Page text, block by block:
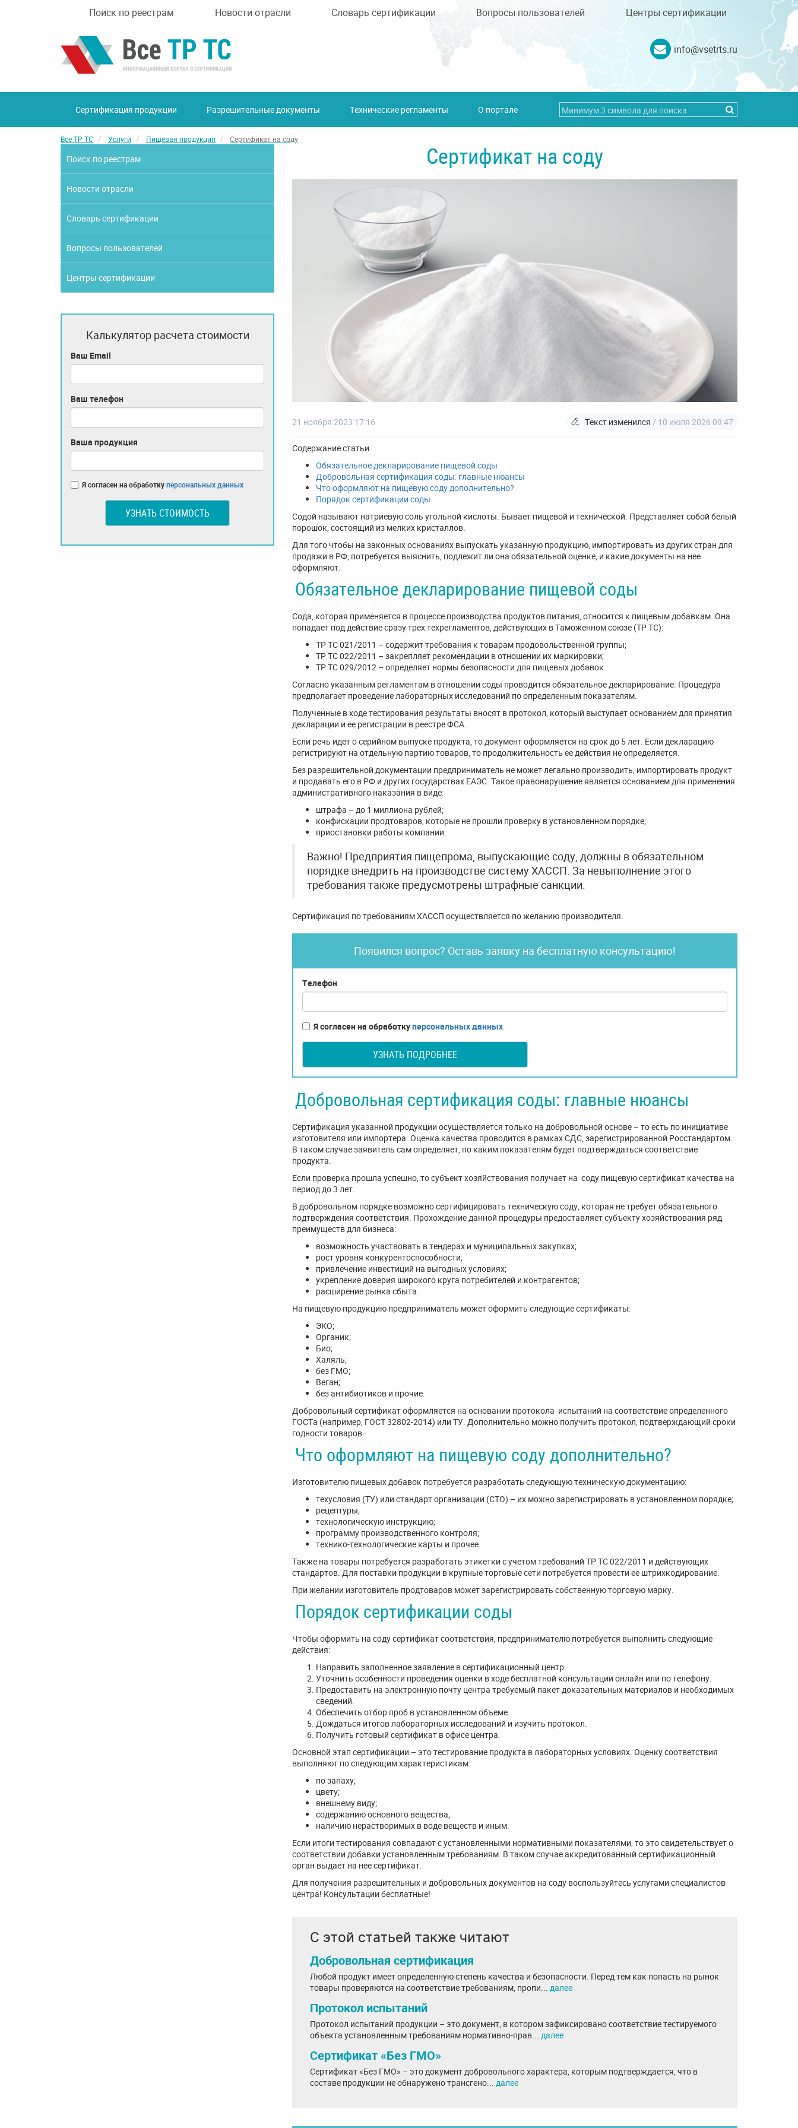
info@vsetrts.ru
Поиск по реестрам Новости отрасли Словарь сертификации Вопросы пользователей Центры сертификации
Сертификация продукции Разрешительные документы Технические регламенты О портале
Все ТР ТС Услуги Пищевая продукция Сертификат на соду
Сертификат на соду
21 ноября 2023 17:16 Текст изменился / 10 июля 2026 09:47
Содержание статьи
Обязательное декларирование пищевой соды
Добровольная сертификация соды: главные нюансы
Что оформляют на пищевую соду дополнительно?
Порядок сертификации соды
Содой называют натриевую соль угольной кислоты. Бывает пищевой и технической. Представляет собой белый
порошок, состоящий из мелких кристаллов.
Для того чтобы на законных основаниях выпускать указанную продукцию, импортировать из других стран для
продажи в РФ, потребуется выяснить, подлежит ли она обязательной оценке, и какие документы на нее
оформляют.
Обязательное декларирование пищевой соды
Сода, которая применяется в процессе производства продуктов питания, относится к пищевым добавкам. Она
попадает под действие сразу трех техрегламентов, действующих в Таможенном союзе (ТР ТС):
ТР ТС 021/2011 – содержит требования к товарам продовольственной группы;
ТР ТС 022/2011 – закрепляет рекомендации в отношении их маркировки;
ТР ТС 029/2012 – определяет нормы безопасности для пищевых добавок.
Согласно указанным регламентам в отношении соды проводится обязательное декларирование. Процедура
предполагает проведение лабораторных исследований по определенным показателям.
Полученные в ходе тестирования результаты вносят в протокол, который выступает основанием для принятия
декларации и ее регистрации в реестре ФСА.
Если речь идет о серийном выпуске продукта, то документ оформляется на срок до 5 лет. Если декларацию
регистрируют на отдельную партию товаров, то продолжительность ее действия не определяется.
Без разрешительной документации предприниматель не может легально производить, импортировать продукт
и продавать его в РФ и других государствах ЕАЭС. Такое правонарушение является основанием для применения
административного наказания в виде:
штрафа – до 1 миллиона рублей;
конфискации продтоваров, которые не прошли проверку в установленном порядке;
приостановки работы компании.
Важно! Предприятия пищепрома, выпускающие соду, должны в обязательном
порядке внедрить на производстве систему ХАССП. За невыполнение этого
требования также предусмотрены штрафные санкции.
Сертификация по требованиям ХАССП осуществляется по желанию производителя.
Появился вопрос? Оставь заявку на бесплатную консультацию!
Телефон
Я согласен на обработкуперсональных данных
УЗНАТЬ ПОДРОБНЕЕ
Добровольная сертификация соды: главные нюансы
Сертификация указанной продукции осуществляется только на добровольной основе – то есть по инициативе
изготовителя или импортера. Оценка качества проводится в рамках СДС, зарегистрированной Росстандартом.
В таком случае заявитель сам определяет, по каким показателям будет подтверждаться соответствие
продукта.
Если проверка прошла успешно, то субъект хозяйствования получает на соду пищевую сертификат качества на
период до 3 лет.
В добровольном порядке возможно сертифицировать техническую соду, которая не требует обязательного
подтверждения соответствия. Прохождение данной процедуры предоставляет субъекту хозяйствования ряд
преимуществ для бизнеса:
возможность участвовать в тендерах и муниципальных закупках;
рост уровня конкурентоспособности;
привлечение инвестиций на выгодных условиях;
укрепление доверия широкого круга потребителей и контрагентов;
расширение рынка сбыта.
На пищевую продукцию предприниматель может оформить следующие сертификаты:
ЭКО;
Органик;
Био;
Халяль;
без ГМО;
Веган;
без антибиотиков и прочие.
Добровольный сертификат оформляется на основании протокола испытаний на соответствие определенного
ГОСТа (например, ГОСТ 32802-2014) или ТУ. Дополнительно можно получить протокол, подтверждающий сроки
годности товаров.
Что оформляют на пищевую соду дополнительно?
Изготовителю пищевых добавок потребуется разработать следующую техническую документацию:
техусловия (ТУ) или стандарт организации (СТО) – их можно зарегистрировать в установленном порядке;
рецептуры;
технологическую инструкцию;
программу производственного контроля;
технико-технологические карты и прочее.
Также на товары потребуется разработать этикетки с учетом требований ТР ТС 022/2011 и действующих
стандартов. Для поставки продукции в крупные торговые сети потребуется провести ее штрихкодирование.
При желании изготовитель продтоваров может зарегистрировать собственную торговую марку.
Порядок сертификации соды
Чтобы оформить на соду сертификат соответствия, предпринимателю потребуется выполнить следующие
действия:
Направить заполненное заявление в сертификационный центр.
Уточнить особенности проведения оценки в ходе бесплатной консультации онлайн или по телефону.
Предоставить на электронную почту центра требуемый пакет доказательных материалов и необходимых
сведений.
Обеспечить отбор проб в установленном объеме.
Дождаться итогов лабораторных исследований и изучить протокол.
Получить готовый сертификат в офисе центра.
Основной этап сертификации – это тестирование продукта в лабораторных условиях. Оценку соответствия
выполняют по следующим характеристикам:
по запаху;
цвету;
внешнему виду;
содержанию основного вещества;
наличию нерастворимых в воде веществ и иным.
Если итоги тестирования совпадают с установленными нормативными показателями, то это свидетельствует о
соответствии добавки установленным требованиям. В таком случае аккредитованный сертификационный
орган выдает на нее сертификат.
Для получения разрешительных и добровольных документов на соду воспользуйтесь услугами специалистов
центра! Консультации бесплатные!
С этой статьей также читают
Добровольная сертификация
Любой продукт имеет определенную степень качества и безопасности. Перед тем как попасть на рынок
товары проверяются на соответствие требованиям, пропи... далее
Протокол испытаний
Протокол испытаний продукции – это документ, в котором зафиксировано соответствие тестируемого
объекта установленным требованиям нормативно-прав... далее
Сертификат «Без ГМО»
Сертификат «Без ГМО» – это документ добровольного характера, которым подтверждается, что в
составе продукции не обнаружено трансгено... далее
Поиск по реестрам
Новости отрасли
Словарь сертификации
Вопросы пользователей
Центры сертификации
Калькулятор расчета стоимости
Ваш Email
Ваш телефон
Ваша продукция
Я согласен на обработкуперсональных данных
УЗНАТЬ СТОИМОСТЬ